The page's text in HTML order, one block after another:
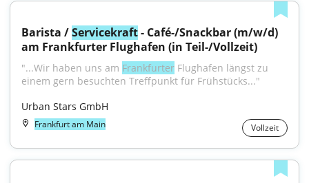
Barista / Servicekraft - Café-/Snackbar (m/w/d)
am Frankfurter Flughafen (in Teil-/Vollzeit)
"...Wir haben uns am Frankfurter Flughafen längst zu
einem gern besuchten Treffpunkt für Frühstücks..."
Urban Stars GmbH
Frankfurt am Main Vollzeit